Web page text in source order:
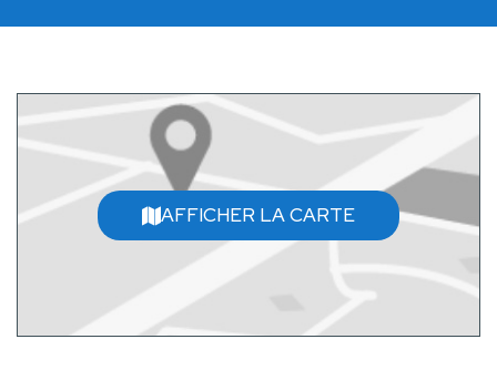
AFFICHER LA CARTE